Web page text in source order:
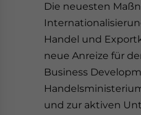
Die neuesten
Handel und
neue Anreize für
Business
und zur aktiven